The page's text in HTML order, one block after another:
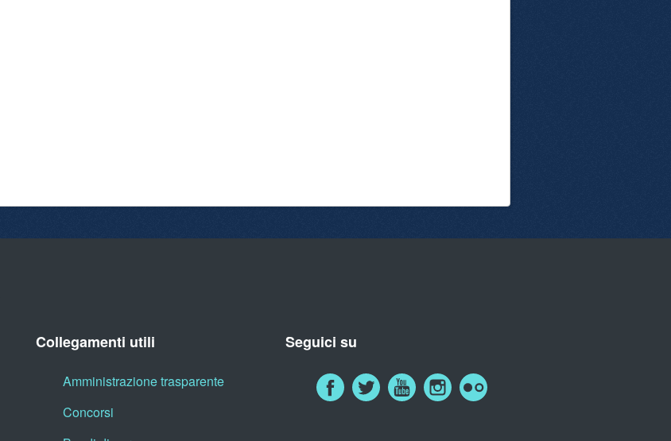
Collegamenti utili
Amministrazione trasparente
Concorsi
Seguici su